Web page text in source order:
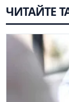
ЧИТАЙТЕ